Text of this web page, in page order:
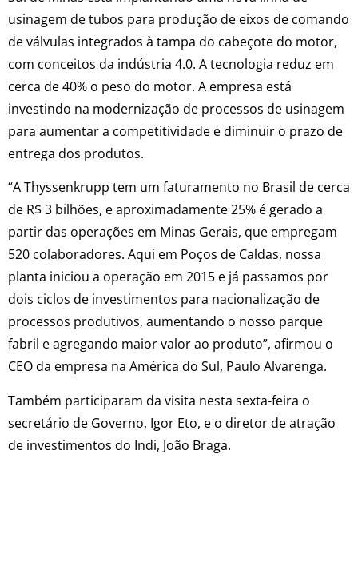
usinagem de tubos para produção de eixos de comando
de válvulas integrados à tampa do cabeçote do motor,
com conceitos da indústria 4.0. A tecnologia reduz em
cerca de 40% o peso do motor. A empresa está
investindo na modernização de processos de usinagem
para aumentar a competitividade e diminuir o prazo de
entrega dos produtos.
“A Thyssenkrupp tem um faturamento no Brasil de cerca
de R$ 3 bilhões, e aproximadamente 25% é gerado a
partir das operações em Minas Gerais, que empregam
520 colaboradores. Aqui em Poços de Caldas, nossa
planta iniciou a operação em 2015 e já passamos por
dois ciclos de investimentos para nacionalização de
processos produtivos, aumentando o nosso parque
fabril e agregando maior valor ao produto”, afirmou o
CEO da empresa na América do Sul, Paulo Alvarenga.
Também participaram da visita nesta sexta-feira o
secretário de Governo, Igor Eto, e o diretor de atração
de investimentos do Indi, João Braga.